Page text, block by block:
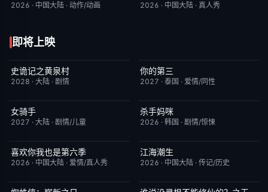
2026 · 中国大陆 · 动作/动画 2026 · 中国大陆 · 真人秀
即将上映
6月23日更新
史诡记之黄泉村
2028 · 大陆 · 剧情
更新至第02集
你的第三
2027 · 泰国 · 爱情/同性
7月15日更新
女骑手
2027 · 大陆 · 剧情/儿童
更新至第02集
杀手妈咪
2026 · 韩国 · 剧情/惊悚
今日更新
喜欢你我也是第六季
2026 · 中国大陆 · 爱情/真人秀
更新至第22集
江海潮生
2026 · 中国大陆 · 传记/历史